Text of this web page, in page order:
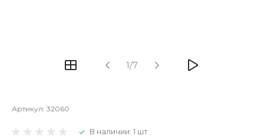
1/7
Артикул: 32060
В наличии: 1 шт